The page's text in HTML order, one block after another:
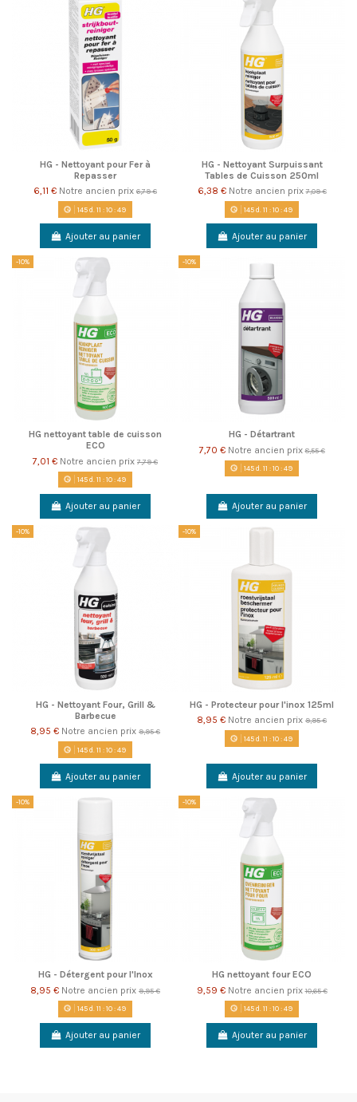
HG - Nettoyant pour Fer à
Repasser
6,11 € Notre ancien prix 6,79 €
145d. 11 :10:49
Ajouter au panier
HG - Nettoyant Surpuissant
Tables de Cuisson 250ml
6,38 € Notre ancien prix7,09 €
145d. 11 :10:49
Ajouter au panier
-10%
HG nettoyant table de cuisson
ECO
7,01 € Notre ancien prix 7,79 €
145d. 11 :10:49
Ajouter au panier
-10%
HG - Détartrant
7,70 € Notre ancien prix8,55 €
145d. 11 :10:49
Ajouter au panier
-10%
HG - Nettoyant Four, Grill &
Barbecue
8,95 € Notre ancien prix 9,95 €
145d. 11 :10:49
Ajouter au panier
-10%
HG - Protecteur pour l'inox 125ml
8,95 € Notre ancien prix 9,95 €
145d. 11 :10:49
Ajouter au panier
-10%
HG - Détergent pour l'Inox
8,95 € Notre ancien prix 9,95 €
145d. 11 :10:49
Ajouter au panier
-10%
HG nettoyant four ECO
9,59 € Notre ancien prix10,65 €
145d. 11 :10:49
Ajouter au panier